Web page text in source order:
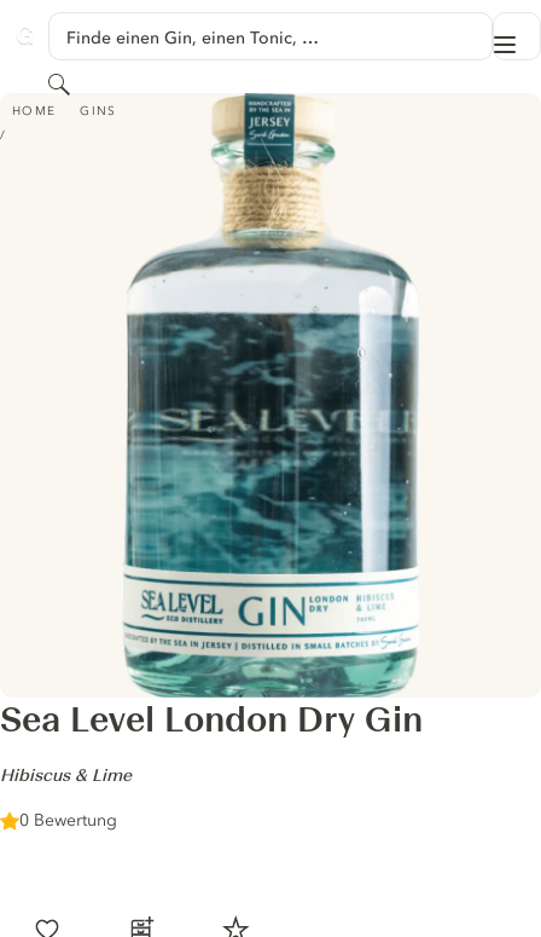
GINVENTORY
Finde einen Gin, einen Tonic, …
Suchen
HOME GINS
SEA LEVEL LONDON DRY GIN - HIBISCUS & LIME
Sea Level London Dry Gin
-
Hibiscus & Lime
0 Bewertung